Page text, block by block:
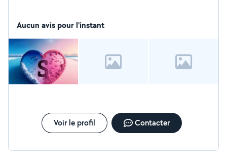
Aucun avis pour l'instant
Voir le profil Contacter